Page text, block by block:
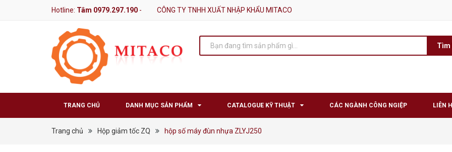
Hotline: Tâm 0979.297.190 - CÔNG TY TNHH XUẤT NHẬP KHẨU MITACO
Tìm
TRANG CHỦ DANH MỤC SẢN PHẨM CATALOGUE KỸ THUẬT CÁC NGÀNH CÔNG NGIỆP LIÊN
Trang chủ Hộp giảm tốc ZQ hộp số máy đùn nhựa ZLYJ250